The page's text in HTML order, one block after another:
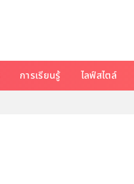
การเรียนรู้ ไลฟ์สไตล์